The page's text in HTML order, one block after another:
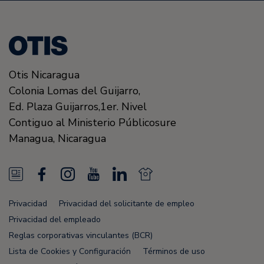
Otis Nicaragua
Colonia Lomas del Guijarro,
Ed. Plaza Guijarros,1er. Nivel
Contiguo al Ministerio Públicosure
Managua, Nicaragua
N
e
w
s
F
c
e
b
I
n
s
t
a
o
T
u
L
k
e
N
e
F
Privacidad
Privacidad del solicitante de empleo
Privacidad del empleado
Reglas corporativas vinculantes (BCR)
Lista de Cookies y Configuración
Términos de uso